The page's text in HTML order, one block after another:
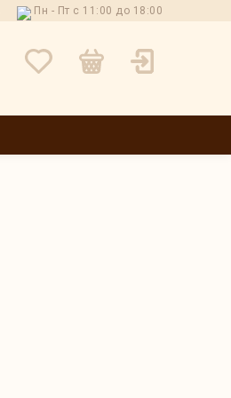
Пн - Пт с 11:00 до 18:00